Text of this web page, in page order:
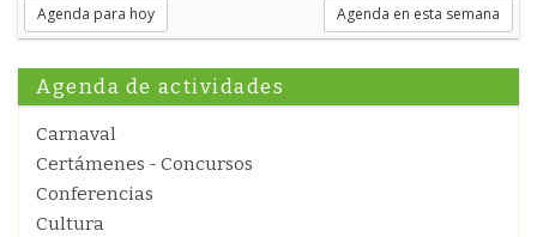
Agenda para hoy Agenda en esta semana
Agenda de actividades
Carnaval
Certámenes - Concursos
Conferencias
Cultura